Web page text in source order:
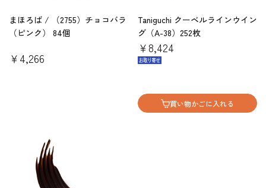
まほろば / （2755）チョコバラ
（ピンク） 84個
￥4,266
Taniguchi クーベルラインウイン
グ（A-38）252枚
￥8,424
買い物かごに入れる